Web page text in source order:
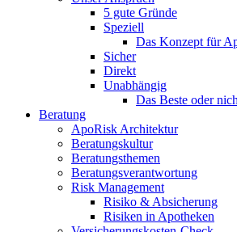
5 gute Gründe
Speziell
Das Konzept für
Sicher
Direkt
Unabhängig
Das Beste oder
Beratung
ApoRisk Architektur
Beratungskultur
Beratungsthemen
Beratungsverantwortung
Risk Management
Risiko & Absicherung
Risiken in Apotheken